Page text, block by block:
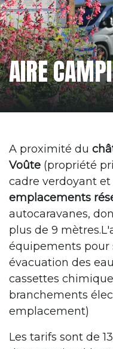
AIRE
A proximité du
Voûte (propriété
cadre verdoyant
emplacements
autocaravanes,
plus de 9
équipements pour
évacuation des
cassettes
branchements
emplacement)
Les tarifs sont de